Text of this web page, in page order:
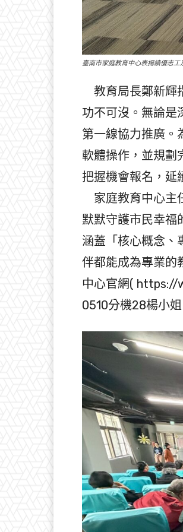
臺南市家庭教育中心表揚績優志工
教育局長鄭新輝
功不可沒。無論是
第一線協力推廣。
軟體操作，並規劃
把握機會報名，延
家庭教育中心主
默默守護市民幸福
涵蓋「核心概念、
伴都能成為專業的
中心官網( https://
0510分機28楊小